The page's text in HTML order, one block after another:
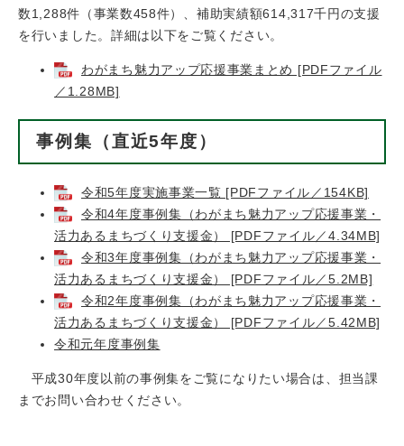
数1,288件（事業数458件）、補助実績額614,317千円の支援
を行いました。詳細は以下をご覧ください。
わがまち魅力アップ応援事業まとめ [PDFファイル
／1.28MB]
事例集（直近5年度）
令和5年度実施事業一覧 [PDFファイル／154KB]
令和4年度事例集（わがまち魅力アップ応援事業・
活力あるまちづくり支援金） [PDFファイル／4.34MB]
令和3年度事例集（わがまち魅力アップ応援事業・
活力あるまちづくり支援金） [PDFファイル／5.2MB]
令和2年度事例集（わがまち魅力アップ応援事業・
活力あるまちづくり支援金） [PDFファイル／5.42MB]
令和元年度事例集
平成30年度以前の事例集をご覧になりたい場合は、担当課
までお問い合わせください。